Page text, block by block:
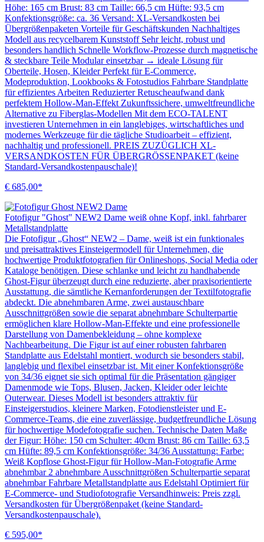
Höhe: 165 cm Brust: 83 cm Taille: 66,5 cm Hüfte: 93,5 cm
Konfektionsgröße: ca. 36 Versand: XL-Versandkosten bei
Übergrößenpaketen Vorteile für Geschäftskunden Nachhaltiges
Modell aus recycelbarem Kunststoff Sehr leicht, robust und
besonders handlich Schnelle Workflow-Prozesse durch magnetische
& steckbare Teile Modular einsetzbar → ideale Lösung für
Oberteile, Hosen, Kleider Perfekt für E-Commerce,
Modeproduktion, Lookbooks & Fotostudios Fahrbare Standplatte
für effizientes Arbeiten Reduzierter Retuscheaufwand dank
perfektem Hollow-Man-Effekt Zukunftssichere, umweltfreundliche
Alternative zu Fiberglas-Modellen Mit dem ECO-TALENT
investieren Unternehmen in ein langlebiges, wirtschaftliches und
modernes Werkzeuge für die tägliche Studioarbeit – effizient,
nachhaltig und professionell. PREIS ZUZÜGLICH XL-
VERSANDKOSTEN FÜR ÜBERGRÖSSENPAKET (keine
Standard-Versandkostenpauschale)!
€ 685,00*
Fotofigur "Ghost" NEW2 Dame weiß ohne Kopf, inkl. fahrbarer
Metallstandplatte
Die Fotofigur „Ghost“ NEW2 – Dame, weiß ist ein funktionales
und preisattraktives Einsteigermodell für Unternehmen, die
hochwertige Produktfotografien für Onlineshops, Social Media oder
Kataloge benötigen. Diese schlanke und leicht zu handhabende
Ghost-Figur überzeugt durch eine reduzierte, aber praxisorientierte
Ausstattung, die sämtliche Kernanforderungen der Textilfotografie
abdeckt. Die abnehmbaren Arme, zwei austauschbare
Ausschnittgrößen sowie die separat abnehmbare Schulterpartie
ermöglichen klare Hollow-Man-Effekte und eine professionelle
Darstellung von Damenbekleidung – ohne komplexe
Nachbearbeitung. Die Figur ist auf einer robusten fahrbaren
Standplatte aus Edelstahl montiert, wodurch sie besonders stabil,
langlebig und flexibel einsetzbar ist. Mit einer Konfektionsgröße
von 34/36 eignet sie sich optimal für die Präsentation gängiger
Damenmode wie Tops, Blusen, Jacken, Kleider oder leichte
Outerwear. Dieses Modell ist besonders attraktiv für
Einsteigerstudios, kleinere Marken, Fotodienstleister und E-
Commerce-Teams, die eine zuverlässige, budgetfreundliche Lösung
für hochwertige Modefotografie suchen. Technische Daten Maße
der Figur: Höhe: 150 cm Schulter: 40cm Brust: 86 cm Taille: 63,5
cm Hüfte: 89,5 cm Konfektionsgröße: 34/36 Ausstattung: Farbe:
Weiß Kopflose Ghost-Figur für Hollow-Man-Fotografie Arme
abnehmbar 2 abnehmbare Ausschnittgrößen Schulterpartie separat
abnehmbar Fahrbare Metallstandplatte aus Edelstahl Optimiert für
E-Commerce- und Studiofotografie Versandhinweis: Preis zzgl.
Versandkosten für Übergrößenpaket (keine Standard-
Versandkostenpauschale).
€ 595,00*